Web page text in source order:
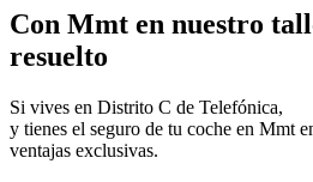
Con Mmt en nuestro
resuelto
Si vives en Distrito C de Telefónica,
y tienes el seguro de tu coche en Mmt
ventajas exclusivas.